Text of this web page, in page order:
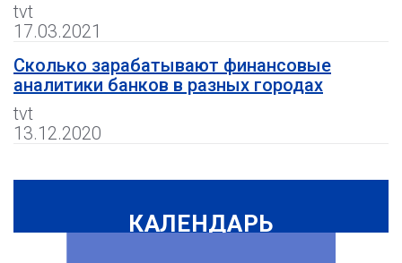
tvt
17.03.2021
Сколько зарабатывают финансовые
аналитики банков в разных городах
tvt
13.12.2020
КАЛЕНДАРЬ